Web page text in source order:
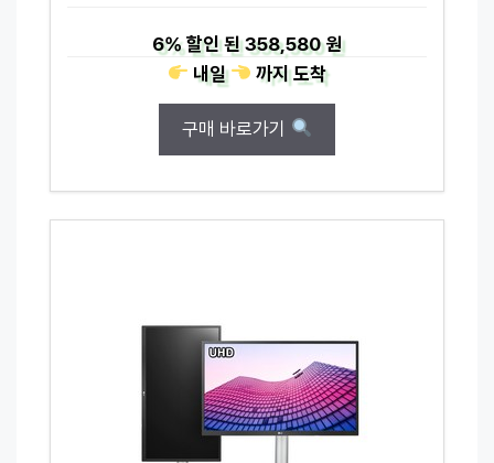
6%할인 된358,580 원
내일
까지도착
구매 바로가기